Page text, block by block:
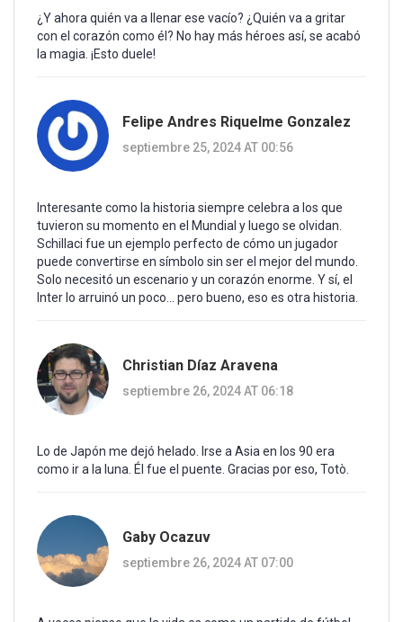
¿Y ahora quién va a llenar ese vacío? ¿Quién va a gritar
con el corazón como él? No hay más héroes así, se acabó
la magia. ¡Esto duele!
Felipe Andres Riquelme Gonzalez
septiembre 25, 2024 AT 00:56
Interesante como la historia siempre celebra a los que
tuvieron su momento en el Mundial y luego se olvidan.
Schillaci fue un ejemplo perfecto de cómo un jugador
puede convertirse en símbolo sin ser el mejor del mundo.
Solo necesitó un escenario y un corazón enorme. Y sí, el
Inter lo arruinó un poco... pero bueno, eso es otra historia.
Christian Díaz Aravena
septiembre 26, 2024 AT 06:18
Lo de Japón me dejó helado. Irse a Asia en los 90 era
como ir a la luna. Él fue el puente. Gracias por eso, Totò.
Gaby Ocazuv
septiembre 26, 2024 AT 07:00